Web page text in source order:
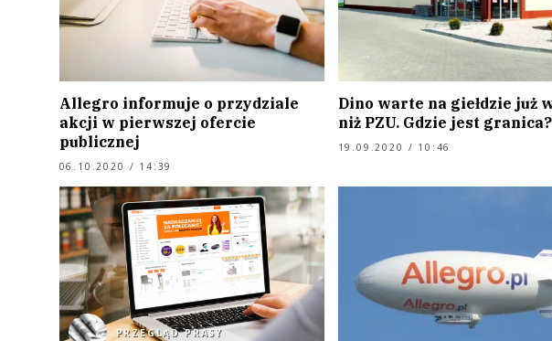
Allegro informuje o przydziale
akcji w pierwszej ofercie
publicznej
06.10.2020 / 14:39
Dino warte na giełdzie już
niż PZU. Gdzie jest granica?
19.09.2020 / 10:46
PRZEGLĄD PRASY